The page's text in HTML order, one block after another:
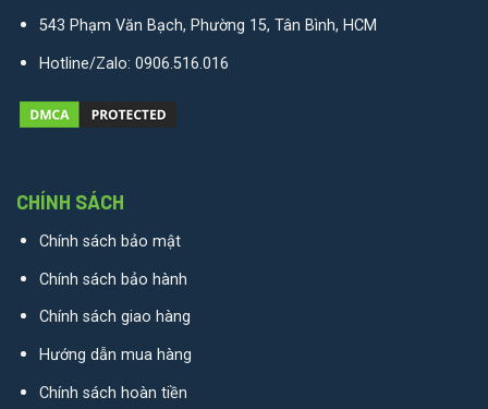
543 Phạm Văn Bạch, Phường 15, Tân Bình, HCM
Hotline/Zalo: 0906.516.016
CHÍNH SÁCH
Chính sách bảo mật
Chính sách bảo hành
Chính sách giao hàng
Hướng dẫn mua hàng
Chính sách hoàn tiền